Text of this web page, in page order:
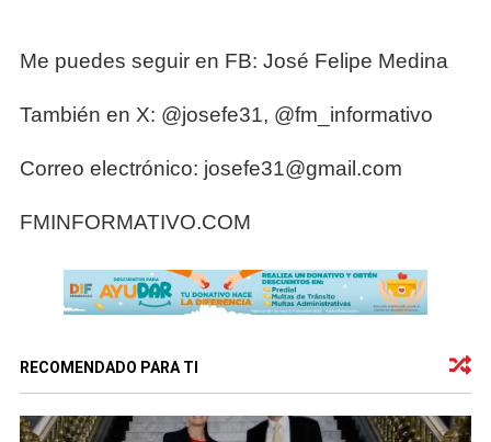
Me puedes seguir en FB: José Felipe Medina
También en X: @josefe31, @fm_informativo
Correo electrónico: josefe31@gmail.com
FMINFORMATIVO.COM
RECOMENDADO PARA TI